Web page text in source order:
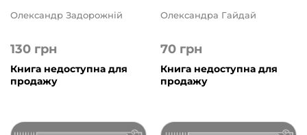
130 грн
Олександр Задорожній
Книга недоступна для
продажу
70 грн
Олександра Гайдай
Книга недоступна для
продажу